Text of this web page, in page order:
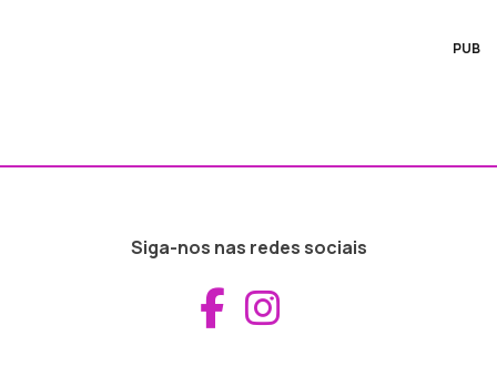
PUB
Siga-nos nas redes sociais
Aceder ao